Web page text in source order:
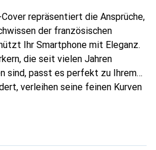
repräsentiert die Ansprüche,
der französischen
Ihr Smartphone mit Eleganz.
die seit vielen Jahren
sind, passt es perfekt zu Ihrem
verleihen seine feinen Kurven
für Ihr Smartphone.
Wahl für eine